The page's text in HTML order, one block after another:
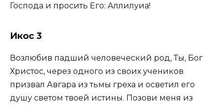
Господа и просить Его: Аллилуиа!
Икос 3
Возлюбив падший человеческий род, Ты, Бог
Христос, через одного из своих учеников
призвал Авгара из тьмы греха и осветил его
душу светом твоей истины. Позови меня из